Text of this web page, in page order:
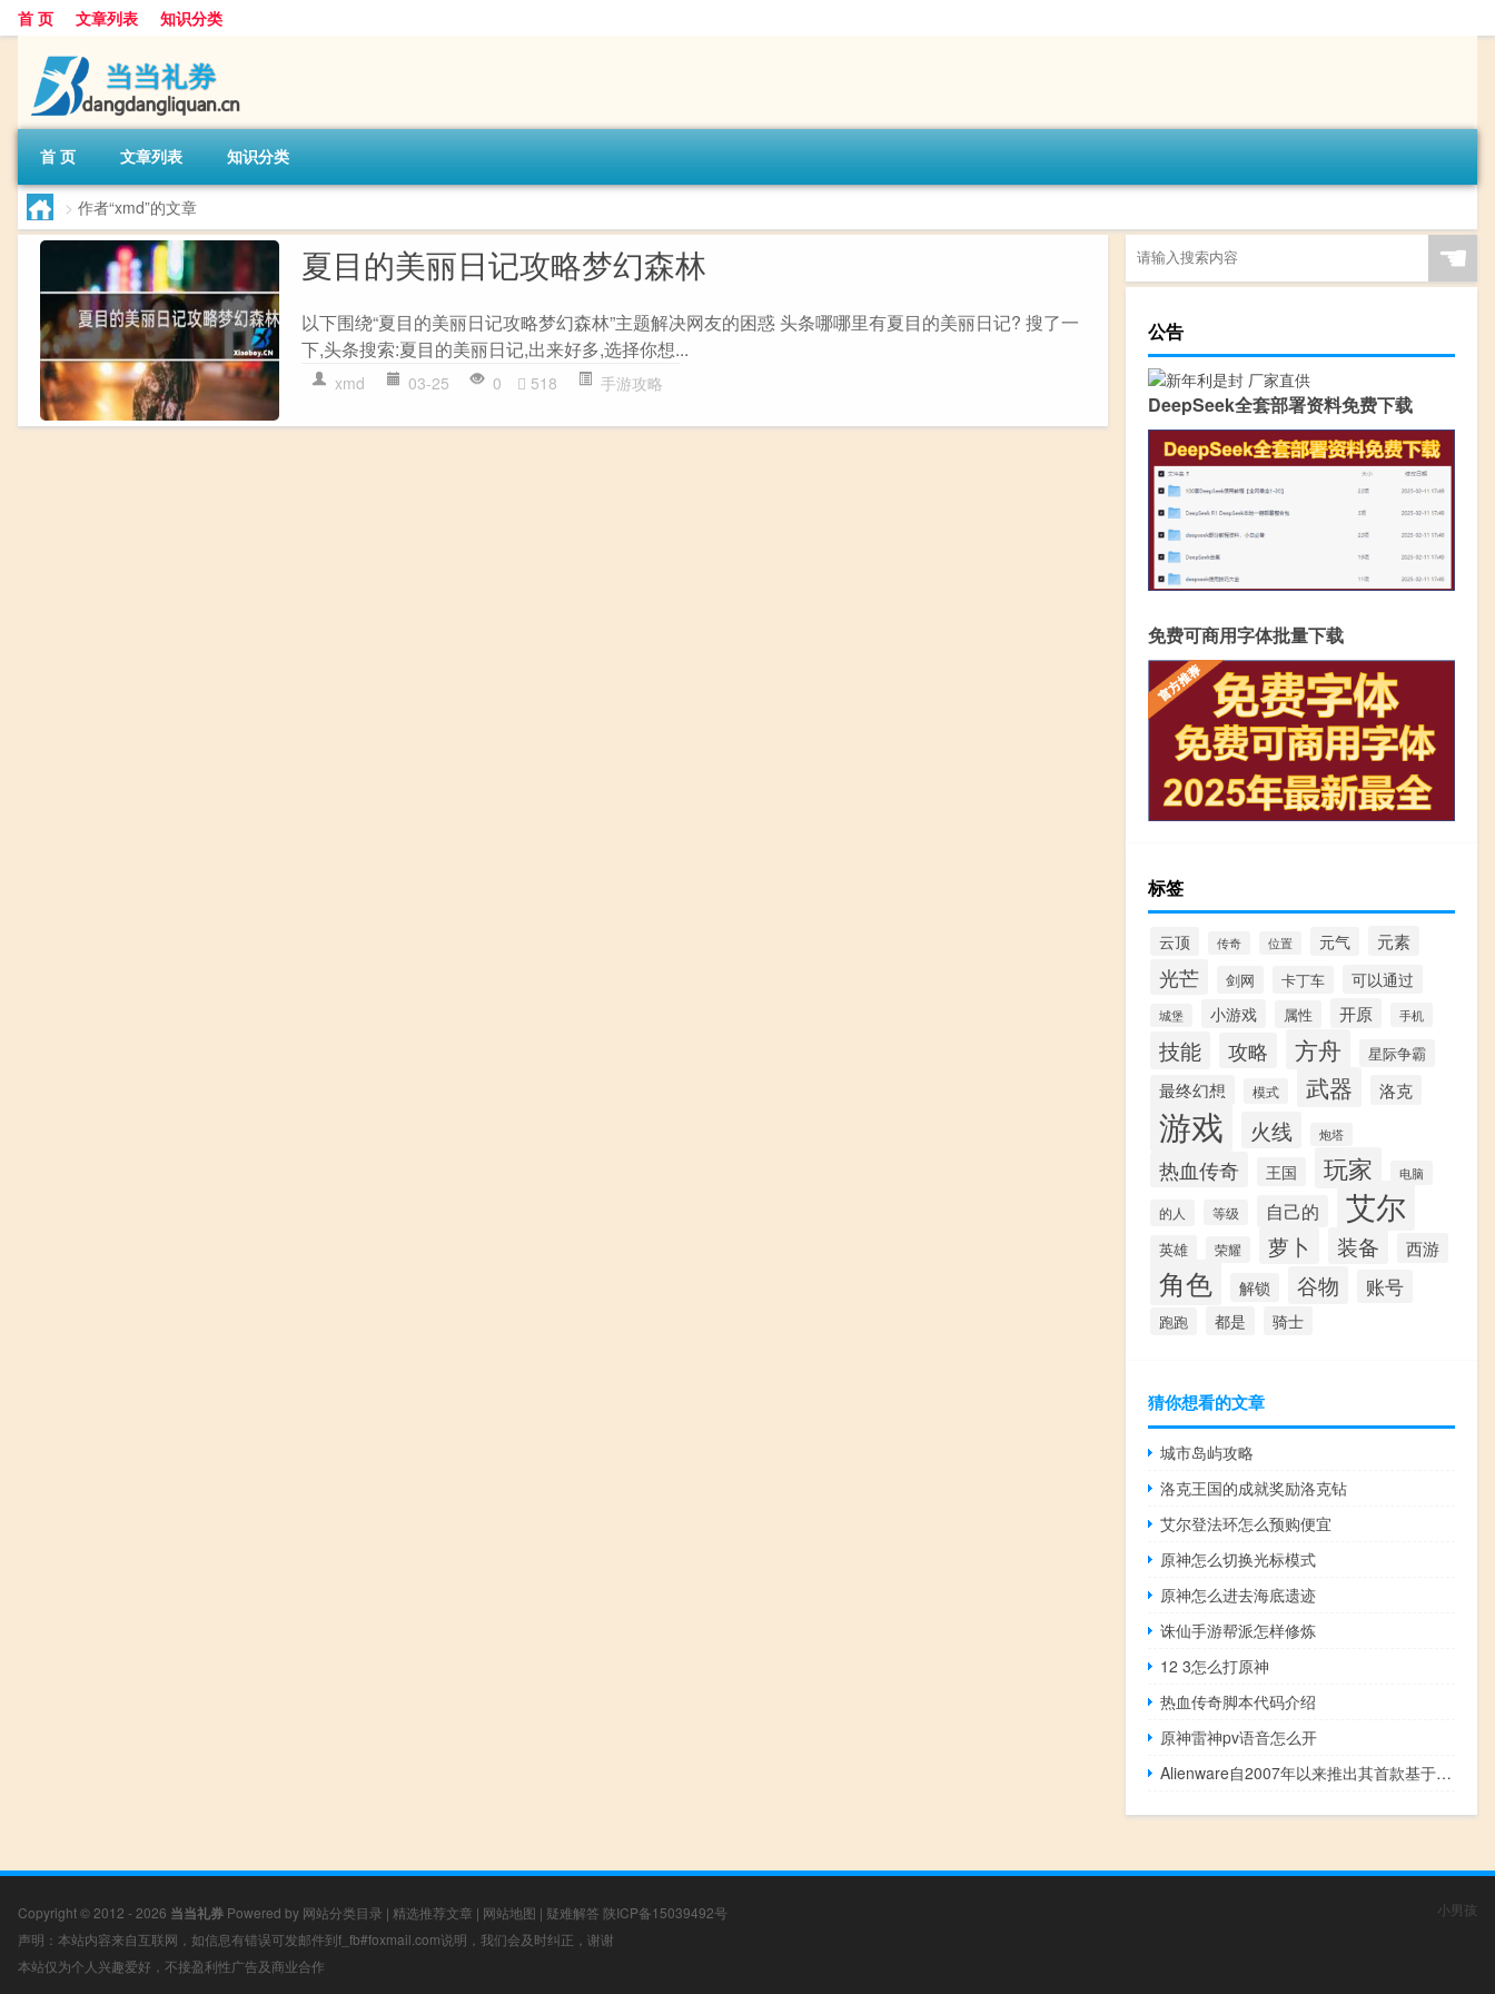
首 页 文章列表 知识分类
首 页 文章列表 知识分类
> 作者“xmd”的文章
夏目的美丽日记攻略梦幻森林
以下围绕“夏目的美丽日记攻略梦幻森林”主题解决网友的困惑 头条哪哪里有夏目的美丽日记? 搜了一
下,头条搜索:夏目的美丽日记,出来好多,选择你想...
xmd 03-25 0 518 手游攻略
☚
公告
DeepSeek全套部署资料免费下载
免费可商用字体批量下载
标签
云顶 传奇 位置 元气 元素
光芒 剑网 卡丁车 可以通过
城堡 小游戏 属性 开原 手机
技能 攻略 方舟 星际争霸
最终幻想 模式 武器 洛克
游戏 火线 炮塔
热血传奇 王国 玩家 电脑
的人 等级 自己的 艾尔
英雄 荣耀 萝卜 装备 西游
角色 解锁 谷物 账号
跑跑 都是 骑士
猜你想看的文章
城市岛屿攻略
洛克王国的成就奖励洛克钻
艾尔登法环怎么预购便宜
原神怎么切换光标模式
原神怎么进去海底遗迹
诛仙手游帮派怎样修炼
12 3怎么打原神
热血传奇脚本代码介绍
原神雷神pv语音怎么开
Alienware自2007年以来推出其首款基于AMDCPU的笔记本电脑
Copyright © 2012 - 2026 当当礼券 Powered by 网站分类目录 | 精选推荐文章 | 网站地图 | 疑难解答 陕ICP备15039492号
声明：本站内容来自互联网，如信息有错误可发邮件到f_fb#foxmail.com说明，我们会及时纠正，谢谢
本站仅为个人兴趣爱好，不接盈利性广告及商业合作
小男孩